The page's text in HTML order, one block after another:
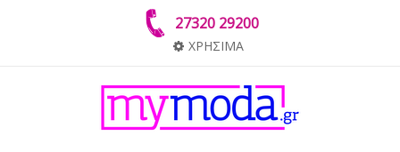
27320 29200
ΧΡΗΣΙΜΑ